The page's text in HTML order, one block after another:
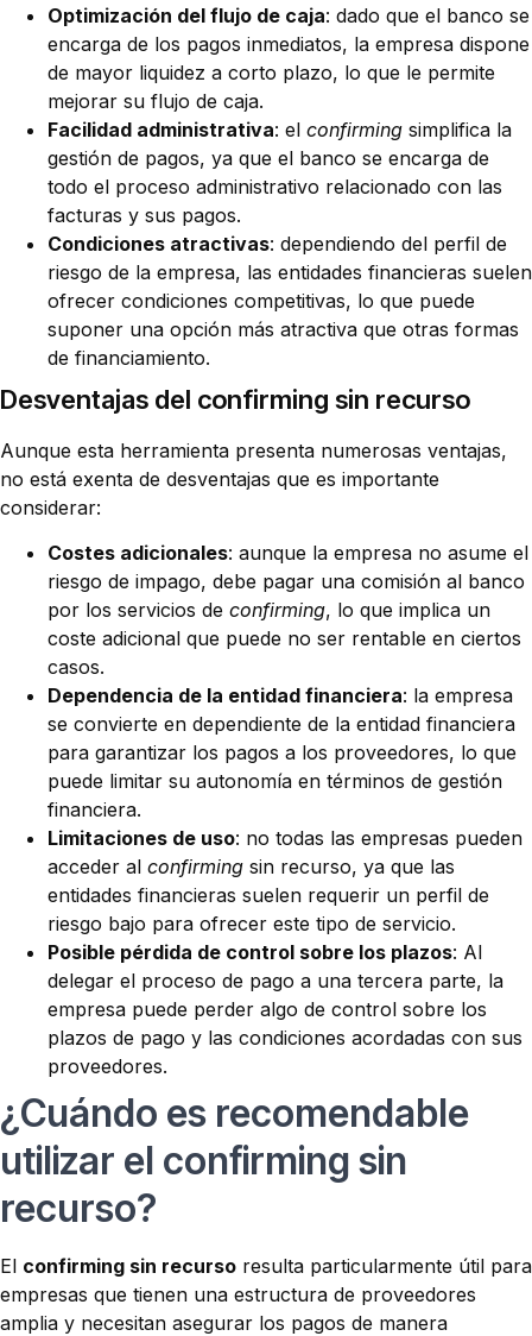
Optimización del flujo de caja: dado que el banco se
encarga de los pagos inmediatos, la empresa dispone
de mayor liquidez a corto plazo, lo que le permite
mejorar su flujo de caja.
Facilidad administrativa: el confirming simplifica la
gestión de pagos, ya que el banco se encarga de
todo el proceso administrativo relacionado con las
facturas y sus pagos.
Condiciones atractivas: dependiendo del perfil de
riesgo de la empresa, las entidades financieras suelen
ofrecer condiciones competitivas, lo que puede
suponer una opción más atractiva que otras formas
de financiamiento.
Desventajas del confirming sin recurso
Aunque esta herramienta presenta numerosas ventajas,
no está exenta de desventajas que es importante
considerar:
Costes adicionales: aunque la empresa no asume el
riesgo de impago, debe pagar una comisión al banco
por los servicios de confirming, lo que implica un
coste adicional que puede no ser rentable en ciertos
casos.
Dependencia de la entidad financiera: la empresa
se convierte en dependiente de la entidad financiera
para garantizar los pagos a los proveedores, lo que
puede limitar su autonomía en términos de gestión
financiera.
Limitaciones de uso: no todas las empresas pueden
acceder al confirming sin recurso, ya que las
entidades financieras suelen requerir un perfil de
riesgo bajo para ofrecer este tipo de servicio.
Posible pérdida de control sobre los plazos: Al
delegar el proceso de pago a una tercera parte, la
empresa puede perder algo de control sobre los
plazos de pago y las condiciones acordadas con sus
proveedores.
¿Cuándo es recomendable
utilizar el confirming sin
recurso?
El confirming sin recurso resulta particularmente útil para
empresas que tienen una estructura de proveedores
amplia y necesitan asegurar los pagos de manera